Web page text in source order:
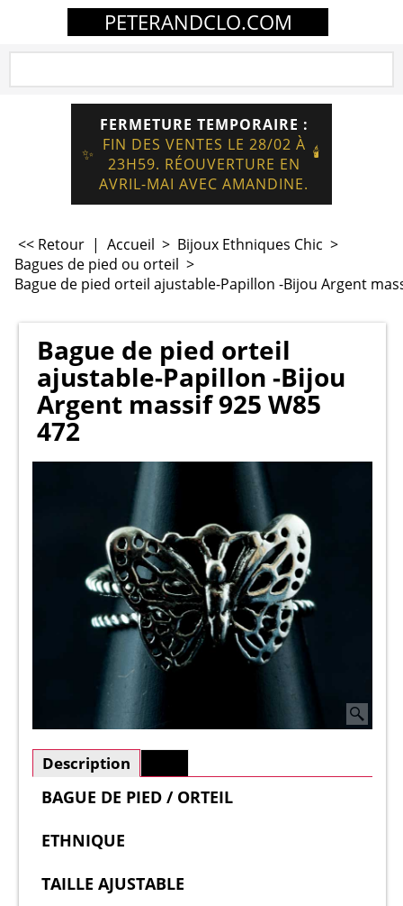
PETERANDCLO.COM
✨
FERMETURE TEMPORAIRE :
FIN DES VENTES LE 28/02 À
23H59. RÉOUVERTURE EN
AVRIL-MAI AVEC AMANDINE.
🕯️
<< Retour | Accueil > Bijoux Ethniques Chic >
Bagues de pied ou orteil >
Bague de pied orteil ajustable-Papillon -Bijou Argent
Bague de pied orteil
ajustable-Papillon -Bijou
Argent massif 925 W85
472
Description
BAGUE DE PIED / ORTEIL
ETHNIQUE
TAILLE AJUSTABLE